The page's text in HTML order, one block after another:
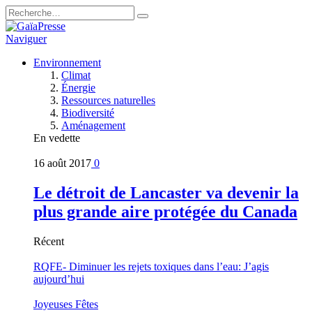
Naviguer
Environnement
Climat
Énergie
Ressources naturelles
Biodiversité
Aménagement
En vedette
16 août 2017 0
Le détroit de Lancaster va devenir la
plus grande aire protégée du Canada
Récent
RQFE- Diminuer les rejets toxiques dans l’eau: J’agis
aujourd’hui
Joyeuses Fêtes